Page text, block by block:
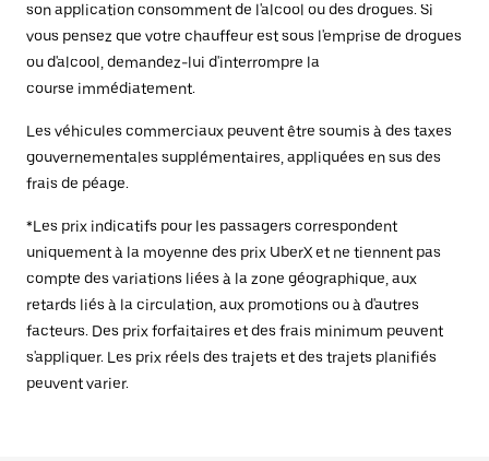
son application consomment de l'alcool ou des drogues. Si
vous pensez que votre chauffeur est sous l'emprise de drogues
ou d'alcool, demandez-lui d'interrompre la
course immédiatement.
Les véhicules commerciaux peuvent être soumis à des taxes
gouvernementales supplémentaires, appliquées en sus des
frais de péage.
*Les prix indicatifs pour les passagers correspondent
uniquement à la moyenne des prix UberX et ne tiennent pas
compte des variations liées à la zone géographique, aux
retards liés à la circulation, aux promotions ou à d'autres
facteurs. Des prix forfaitaires et des frais minimum peuvent
s'appliquer. Les prix réels des trajets et des trajets planifiés
peuvent varier.